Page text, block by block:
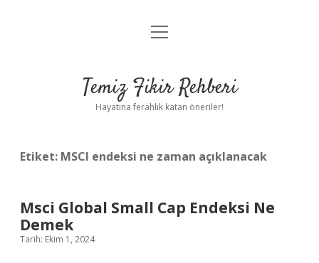
Anasayfa
Yasal Uyarı
menüyü
Temiz Fikir Rehberi
Hayatına ferahlık katan öneriler!
Etiket: MSCI endeksi ne zaman açıklanacak
Msci Global Small Cap Endeksi Ne
Demek
Tarih: Ekim 1, 2024